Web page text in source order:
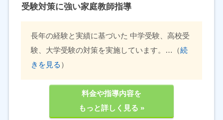
受験対策に強い家庭教師指導
長年の経験と実績に基づいた 中学受験、高校受
験、大学受験の対策を実施しています。…（続
きを見る ）
料金や指導内容を
もっと詳しく見る »